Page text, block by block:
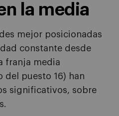
la media
mejor posicionadas
constante desde
franja media
puesto 16) han
significativos, sobre